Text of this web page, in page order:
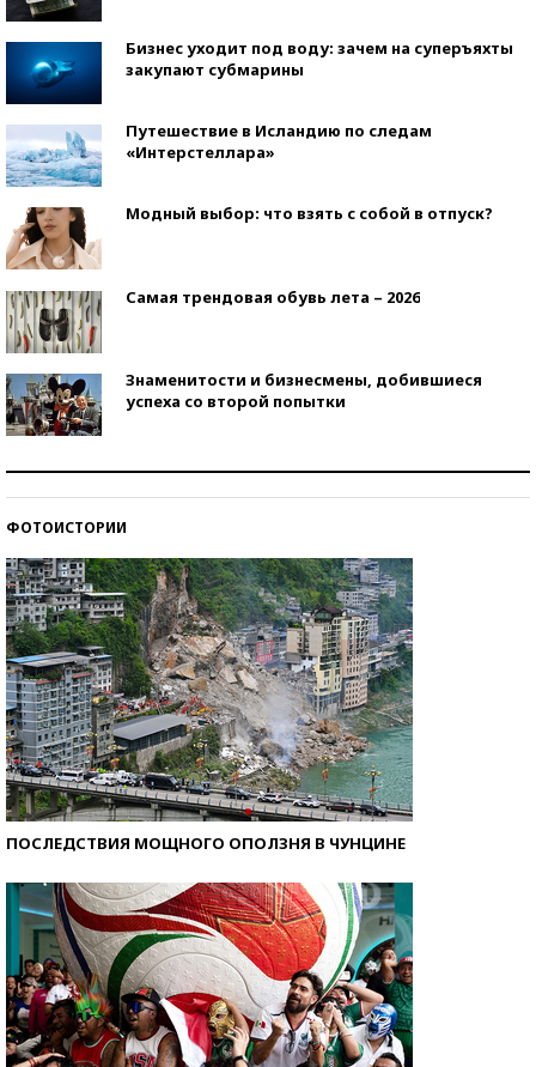
Бизнес уходит под воду: зачем на суперъяхты
закупают субмарины
Путешествие в Исландию по следам
«Интерстеллара»
Модный выбор: что взять с собой в отпуск?
Самая трендовая обувь лета – 2026
Знаменитости и бизнесмены, добившиеся
успеха со второй попытки
ФОТОИСТОРИИ
ПОСЛЕДСТВИЯ МОЩНОГО ОПОЛЗНЯ В ЧУНЦИНЕ